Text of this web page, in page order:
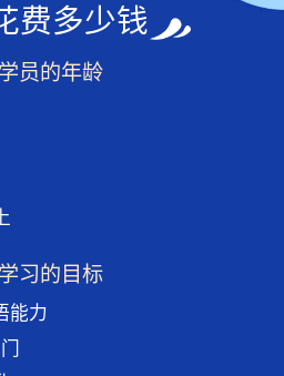
费多少钱
员的年龄
习的目标
能力